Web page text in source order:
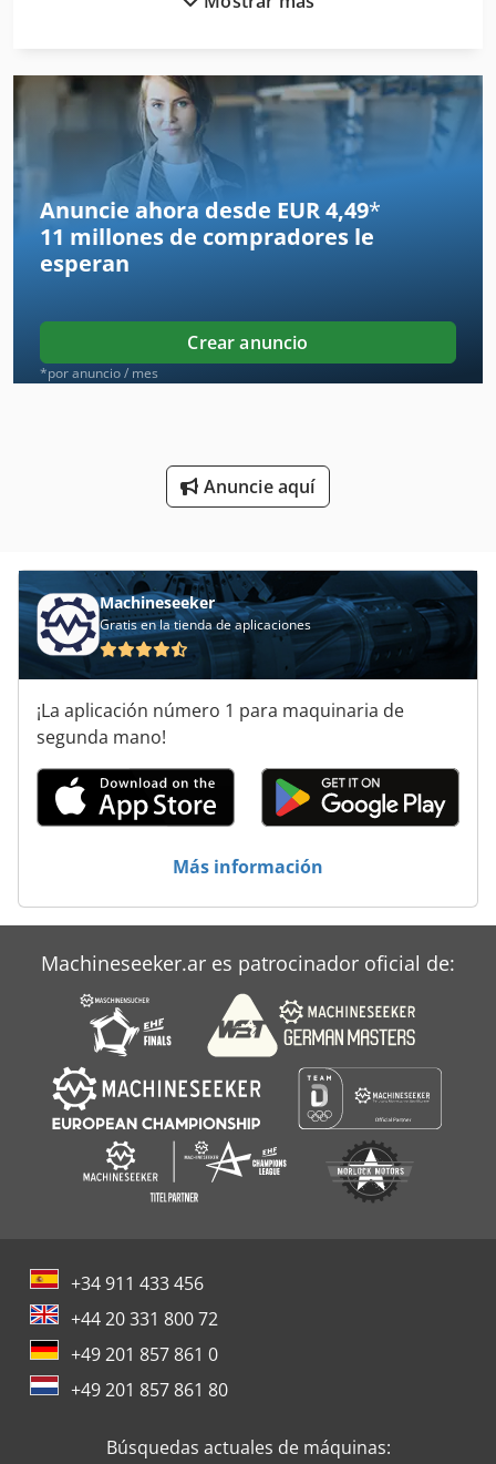
Equipos De Construccion
Espacio De Producción
Estaciones De Servicio
Fabricación De
Gabinete De Servidor
Herramientas Para
Máquinas De Herramientas
Máquinas Para
Puesto De Trabajo
Sistema De Gestion De
Sitio De Construcción
Tablón De
Transportador De
Transporte De
Vehículo De Trabajo
Áreas De Aplicación
Anuncie ahora desde EUR 4,49*
11 millones de compradores le
esperan
Crear anuncio
*por anuncio / mes
Anuncie aquí
Machineseeker
Gratis en la tienda de aplicaciones
¡La aplicación número 1 para maquinaria de
segunda mano!
Más información
Machineseeker.ar es patrocinador oficial de:
+34 911 433 456
+44 20 331 800 72
+49 201 857 861 0
+49 201 857 861 80
Búsquedas actuales de máquinas: